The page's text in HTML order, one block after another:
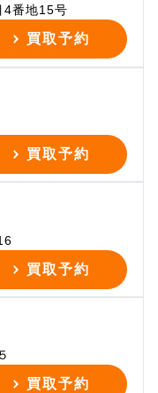
4番地15号
買取予約
買取予約
買取予約
買取予約